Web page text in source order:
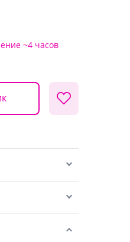
~4 часов